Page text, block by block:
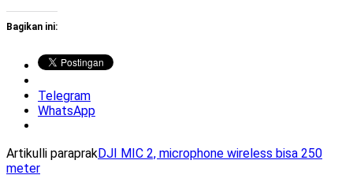
Bagikan ini:
Telegram
WhatsApp
Artikulli paraprakDJI MIC 2, microphone wireless bisa 250
meter